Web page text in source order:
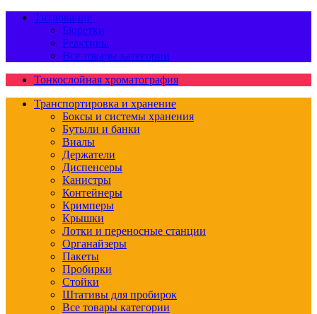
Титрование
Бюретки
Реактивы
Все товары категории
Тонкослойная хроматография
Транспортировка и хранение
Боксы и системы хранения
Бутыли и банки
Виалы
Держатели
Диспенсеры
Канистры
Контейнеры
Кримперы
Крышки
Лотки и переносные станции
Органайзеры
Пакеты
Пробирки
Стойки
Штативы для пробирок
Все товары категории